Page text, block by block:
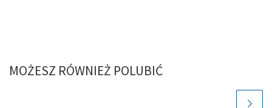
MOŻESZ RÓWNIEŻ POLUBIĆ